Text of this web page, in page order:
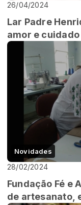
26/04/2024
Lar Padre
amor e
Novidades
28/02/2024
Fundação Fé e
de artesanato,